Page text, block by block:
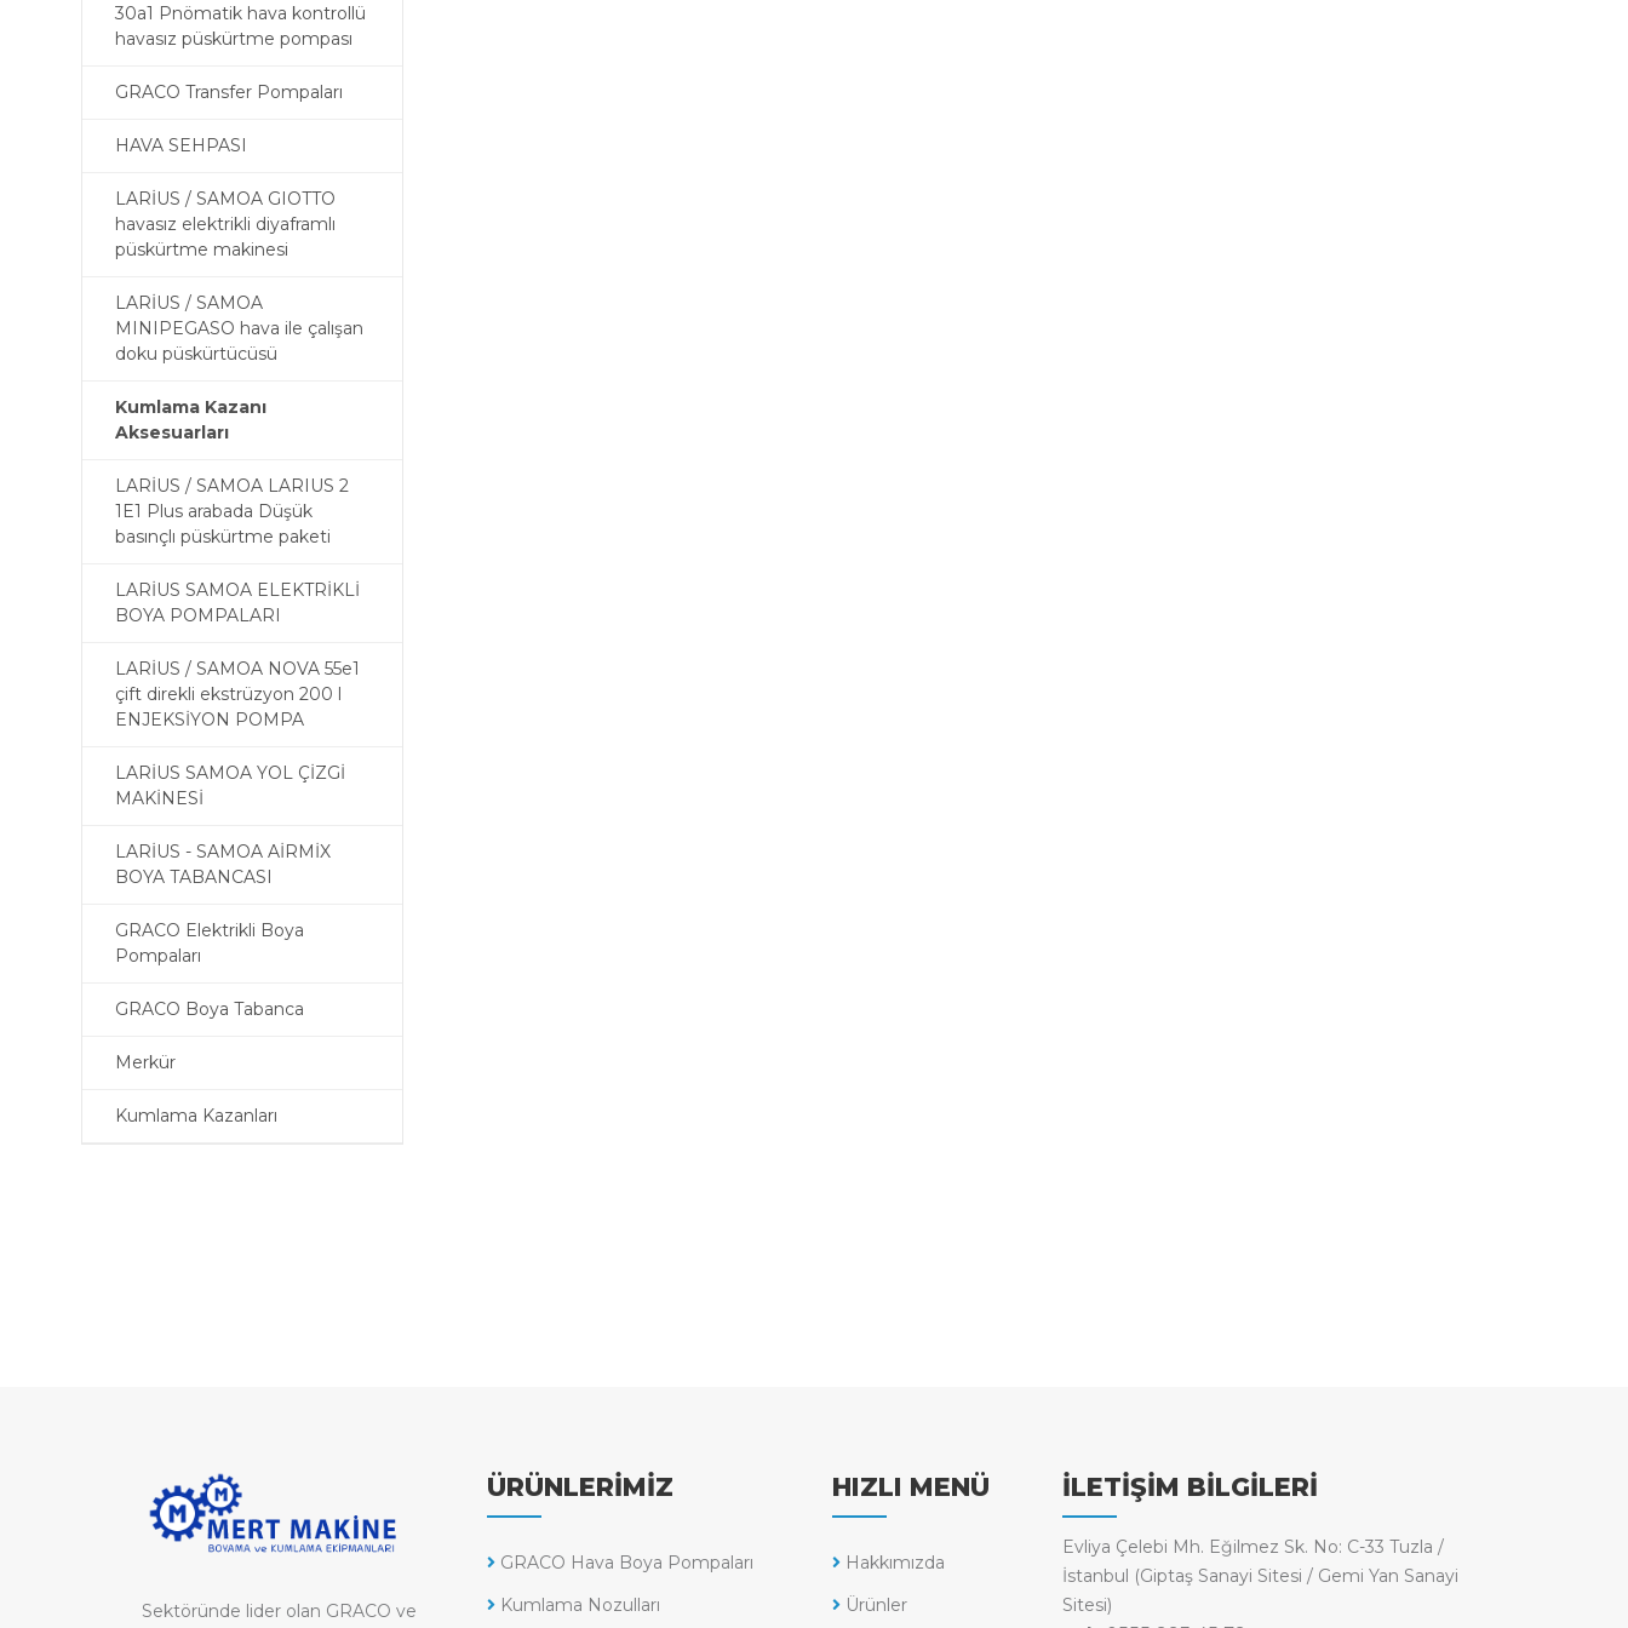
30a1 Pnömatik hava kontrollü
havasız püskürtme pompası
GRACO Transfer Pompaları
HAVA SEHPASI
LARİUS / SAMOA GIOTTO
havasız elektrikli diyaframlı
püskürtme makinesi
LARİUS / SAMOA
MINIPEGASO hava ile çalışan
doku püskürtücüsü
Kumlama Kazanı
Aksesuarları
LARİUS / SAMOA LARIUS 2
1E1 Plus arabada Düşük
basınçlı püskürtme paketi
LARİUS SAMOA ELEKTRİKLİ
BOYA POMPALARI
LARİUS / SAMOA NOVA 55e1
çift direkli ekstrüzyon 200 l
ENJEKSİYON POMPA
LARİUS SAMOA YOL ÇİZGİ
MAKİNESİ
LARİUS - SAMOA AİRMİX
BOYA TABANCASI
GRACO Elektrikli Boya
Pompaları
GRACO Boya Tabanca
Merkür
Kumlama Kazanları
Sektöründe lider olan GRACO ve
ÜRÜNLERİMİZ
GRACO Hava Boya Pompaları
Kumlama Nozulları
HIZLI MENÜ
Hakkımızda
Ürünler
İLETİŞİM BİLGİLERİ
Evliya Çelebi Mh. Eğilmez Sk. No: C-33 Tuzla /
İstanbul (Giptaş Sanayi Sitesi / Gemi Yan Sanayi
Sitesi)